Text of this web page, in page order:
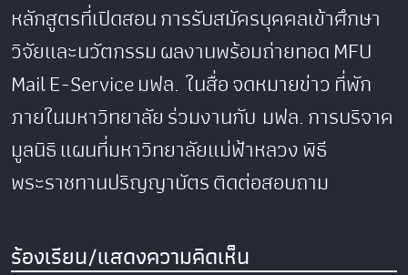
หลักสูตรที่เปิดสอนการรับสมัครบุคคลเข้าศึกษา
วิจัยและนวัตกรรมผลงานพร้อมถ่ายทอดMFU
MailE-Serviceมฟล. ในสื่อจดหมายข่าวที่พัก
ภายในมหาวิทยาลัยร่วมงานกับ มฟล.การบริจาค
มูลนิธิแผนที่มหาวิทยาลัยแม่ฟ้าหลวงพิธี
พระราชทานปริญญาบัตรติดต่อสอบถาม
ร้องเรียน/แสดงความคิดเห็น